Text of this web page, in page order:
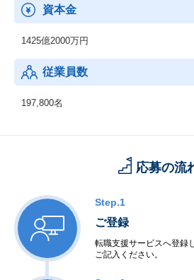
資本金
1425億2000万円
従業員数
197,800名
応募の流
Step.1
ご登録
転職支援サービスへ登録
ご記入ください。